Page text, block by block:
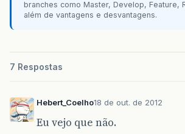
branches como Master, Develop, Feature,
além de vantagens e desvantagens.
7 Respostas
Hebert_Coelho18 de out. de 2012
Eu vejo que não.